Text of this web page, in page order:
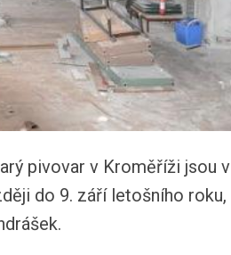
pivovar v Kroměříži jsou v
do 9. září letošního roku,